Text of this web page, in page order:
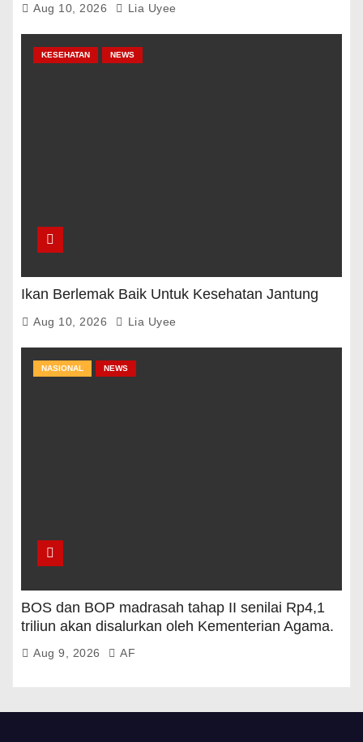
Aug 10, 2026 Lia Uyee
KESEHATAN NEWS
Ikan Berlemak Baik Untuk Kesehatan Jantung
Aug 10, 2026 Lia Uyee
NASIONAL NEWS
BOS dan BOP madrasah tahap II senilai Rp4,1
triliun akan disalurkan oleh Kementerian Agama.
Aug 9, 2026 AF